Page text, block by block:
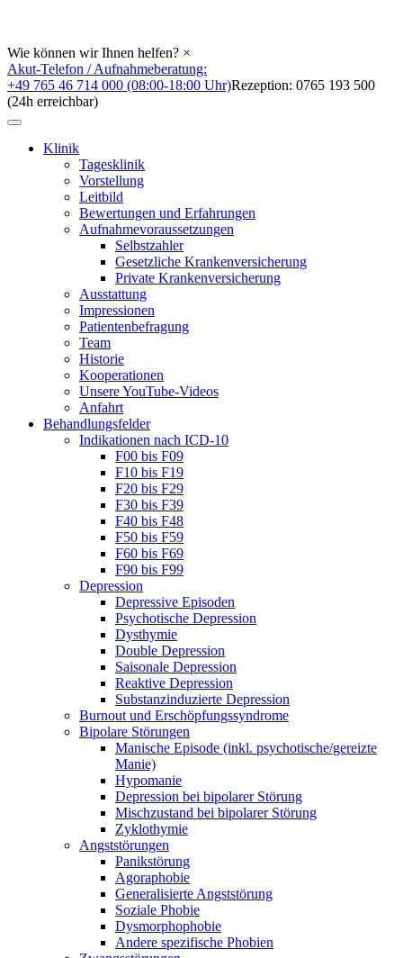
Wie können wir Ihnen helfen? ×
Akut-Telefon / Aufnahmeberatung:
+49 765 46 714 000 (08:00-18:00 Uhr)Rezeption: 0765 193 500
(24h erreichbar)
Klinik
Tagesklinik
Vorstellung
Leitbild
Bewertungen und Erfahrungen
Aufnahmevoraussetzungen
Selbstzahler
Gesetzliche Krankenversicherung
Private Krankenversicherung
Ausstattung
Impressionen
Patientenbefragung
Team
Historie
Kooperationen
Unsere YouTube-Videos
Anfahrt
Behandlungsfelder
Indikationen nach ICD-10
F00 bis F09
F10 bis F19
F20 bis F29
F30 bis F39
F40 bis F48
F50 bis F59
F60 bis F69
F90 bis F99
Depression
Depressive Episoden
Psychotische Depression
Dysthymie
Double Depression
Saisonale Depression
Reaktive Depression
Substanzinduzierte Depression
Burnout und Erschöpfungssyndrome
Bipolare Störungen
Manische Episode (inkl. psychotische/gereizte
Manie)
Hypomanie
Depression bei bipolarer Störung
Mischzustand bei bipolarer Störung
Zyklothymie
Angststörungen
Panikstörung
Agoraphobie
Generalisierte Angststörung
Soziale Phobie
Dysmorphophobie
Andere spezifische Phobien